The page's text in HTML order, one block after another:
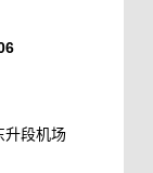
升段机场